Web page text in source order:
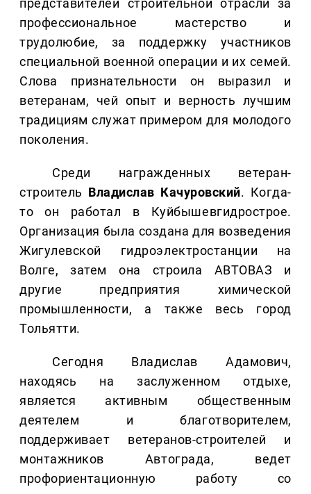
представителей строительной отрасли за
профессиональное мастерство и
трудолюбие, за поддержку участников
специальной военной операции и их семей.
Слова признательности он выразил и
ветеранам, чей опыт и верность лучшим
традициям служат примером для молодого
поколения.
Среди награжденных ветеран-
строитель Владислав Качуровский. Когда-
то он работал в Куйбышевгидрострое.
Организация была создана для возведения
Жигулевской гидроэлектростанции на
Волге, затем она строила АВТОВАЗ и
другие предприятия химической
промышленности, а также весь город
Тольятти.
Сегодня Владислав Адамович,
находясь на заслуженном отдыхе,
является активным общественным
деятелем и благотворителем,
поддерживает ветеранов-строителей и
монтажников Автограда, ведет
профориентационную работу со